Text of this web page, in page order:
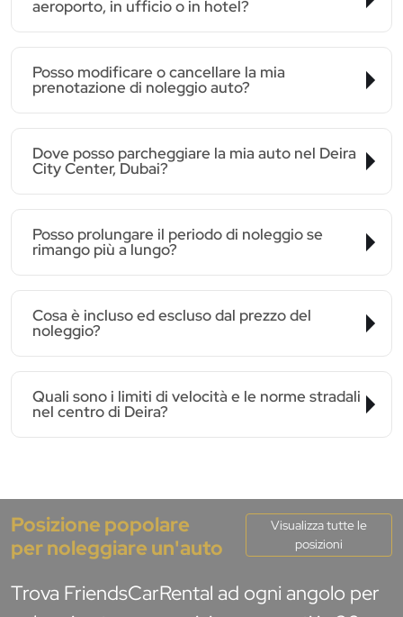
aeroporto, in ufficio o in hotel?
Posso modificare o cancellare la mia
prenotazione di noleggio auto?
Dove posso parcheggiare la mia auto nel Deira
City Center, Dubai?
Posso prolungare il periodo di noleggio se
rimango più a lungo?
Cosa è incluso ed escluso dal prezzo del
noleggio?
Quali sono i limiti di velocità e le norme stradali
nel centro di Deira?
Posizione popolare
per noleggiare un'auto
Visualizza tutte le
posizioni
Trova FriendsCarRental ad ogni angolo per